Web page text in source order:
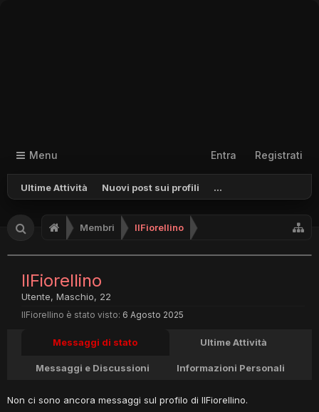
Menu
Ultime Attività Nuovi post sui profili ...
Entra Registrati
Membri IlFiorellino
IlFiorellino
Utente, Maschio, 22
IlFiorellino è stato visto: 6 Agosto 2025
Messaggi di stato Ultime Attività
Messaggi e Discussioni Informazioni Personali
Non ci sono ancora messaggi sul profilo di IlFiorellino.